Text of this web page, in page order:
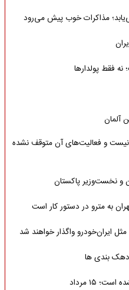
مذاکرات خوب پیش می‌رود
فقط پولدارها
آلمان
و فعالیت‌های آن متوقف نشده
و نخست‌وزیر پاکستان
به مترو در دستور کار است
ایران‌خودرو واگذار خواهند شد
دهک بندی ها
۱۵ مرداد